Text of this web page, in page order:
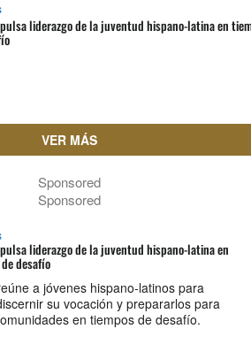
liderazgo de la juventud hispano-latina en
VER MÁS
Sponsored
Sponsored
liderazgo de la juventud hispano-latina en
desafío
a jóvenes hispano-latinos para
su vocación y prepararlos para
en tiempos de desafío.